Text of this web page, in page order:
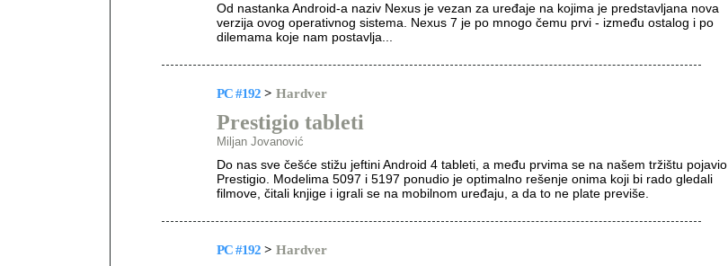
Od nastanka Android-a naziv Nexus je vezan za uređaje na kojima je predstavljana nova
verzija ovog operativnog sistema. Nexus 7 je po mnogo čemu prvi - između ostalog i po
dilemama koje nam postavlja...
PC #192 > Hardver
Prestigio tableti
Miljan Jovanović
Do nas sve češće stižu jeftini Android 4 tableti, a među prvima se na našem tržištu pojavio
Prestigio. Modelima 5097 i 5197 ponudio je optimalno rešenje onima koji bi rado gledali
filmove, čitali knjige i igrali se na mobilnom uređaju, a da to ne plate previše.
PC #192 > Hardver